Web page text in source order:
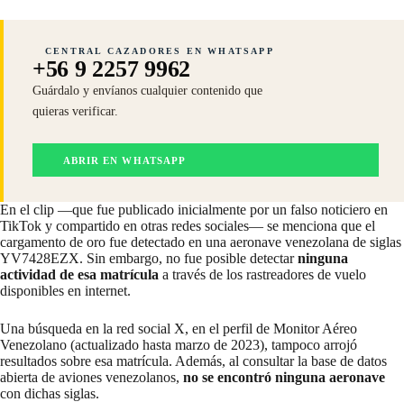
CENTRAL CAZADORES EN WHATSAPP
+56 9 2257 9962
Guárdalo y envíanos cualquier contenido que
quieras verificar.
ABRIR EN WHATSAPP
En el clip —que fue publicado inicialmente por un falso noticiero en
TikTok y compartido en otras redes sociales— se menciona que el
cargamento de oro fue detectado en una aeronave venezolana de siglas
YV7428EZX. Sin embargo, no fue posible detectarninguna
actividad de esa matrícula a través de los rastreadores de vuelo
disponibles en internet.
Una búsqueda en la red social X, en el perfil de Monitor Aéreo
Venezolano (actualizado hasta marzo de 2023), tampoco arrojó
resultados sobre esa matrícula. Además, al consultar la base de datos
abierta de aviones venezolanos, no se encontró ninguna aeronave
con dichas siglas.